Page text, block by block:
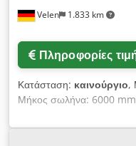
Velen 1.833 km
Πληροφορίες
Κατάσταση: καινούργιο,
Μήκος σωλήνα: 6000 mm
σωλήνα: ανοξείδωτο
0,2 m Chodpfjfv Atlsx